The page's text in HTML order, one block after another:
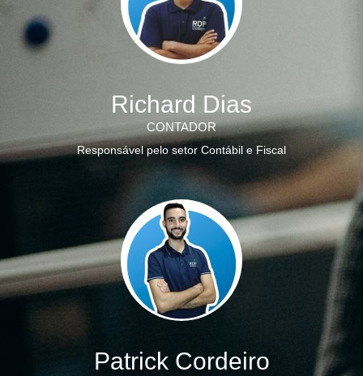
Richard Dias
CONTADOR
Responsável pelo setor Contábil e Fiscal
Patrick Cordeiro